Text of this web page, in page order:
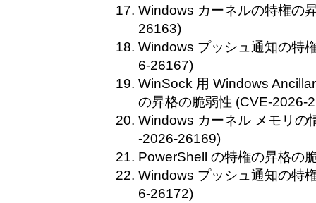
Windows カーネルの特権の
26163)
Windows プッシュ通知の特
6-26167)
WinSock 用 Windows
の昇格の脆弱性 (CVE-2026-
Windows カーネル メモリの
-2026-26169)
PowerShell の特権の昇格の
Windows プッシュ通知の特
6-26172)